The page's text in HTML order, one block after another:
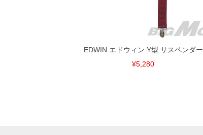
EDWIN エドウィン Y型 サスペンダー
¥5,280